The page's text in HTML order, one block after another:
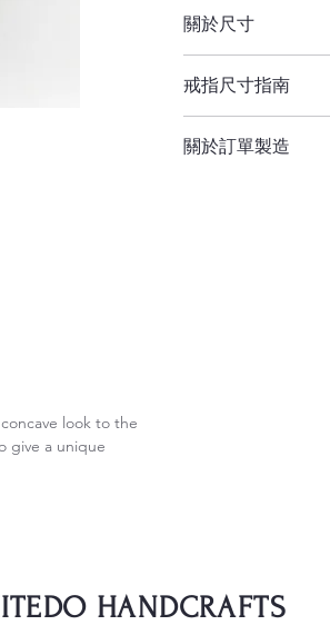
look to the
give a unique
關於尺寸
戒指尺寸指南
此建議如戒指寬度大
關於訂單製造
HANDCRAFTS